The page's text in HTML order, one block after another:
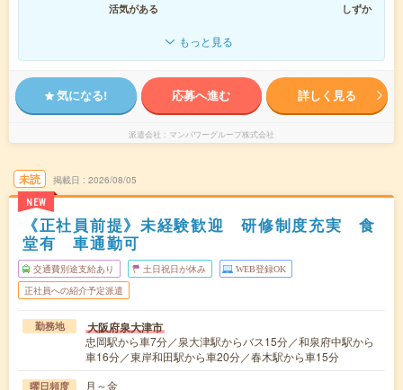
活気がある
しずか
もっと見る
気になる! 応募へ進む 詳しく見る
派遣会社 マンパワーグループ株式会社
未読
NEW
掲載日 2026/08/05
《正社員前提》未経験歓迎 研修制度充実 食
堂有 車通勤可
交通費別途支給あり 土日祝日が休み WEB登録OK
正社員への紹介予定派遣
勤務地 大阪府泉大津市
忠岡駅から車7分／泉大津駅からバス15分／和泉府中駅から
車16分／東岸和田駅から車20分／春木駅から車15分
曜日頻度 月～金